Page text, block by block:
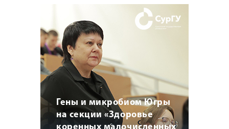
Гены и микробиом Югры
на секции «Здоровье
коренных малочисленных